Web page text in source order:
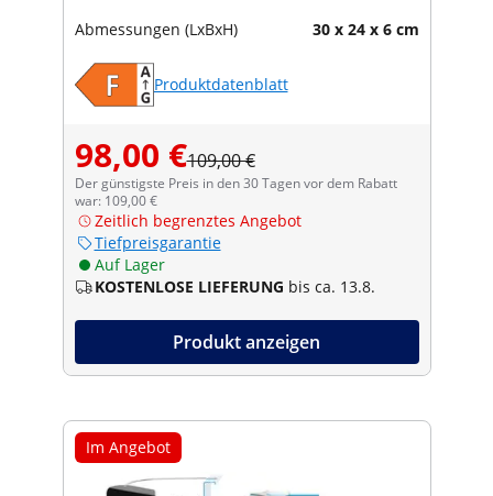
Abmessungen (LxBxH) 30 x 24 x 6 cm
Produktdatenblatt
98,00 €109,00 €
Der günstigste Preis in den 30 Tagen vor dem Rabatt
war: 109,00 €
Zeitlich begrenztes Angebot
Tiefpreisgarantie
Auf Lager
KOSTENLOSE LIEFERUNG bis ca. 13.8.
Produkt anzeigen
Im Angebot